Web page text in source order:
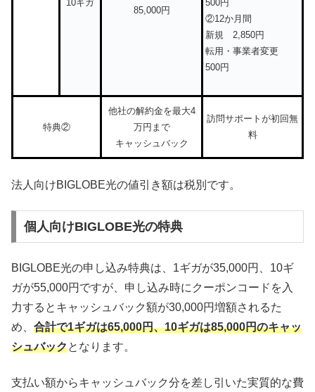
10ギガ
85,000円
500円
②12か月間
新規 2,850円
転用・事業者変更
500円
特典②
他社の解約金を最大4
万円まで
キャッシュバック
訪問サポートが初回無
料
法人向けBIGLOBE光の値引き額は税別です。
個人向けBIGLOBE光の特典
BIGLOBE光の申し込み特典は、1ギガが35,000円、10ギ
ガが55,000円ですが、申し込み時にクーポンコードを入
力するとキャッシュバック額が30,000円増額されるた
め、 合計で1ギガは65,000円、10ギガは85,000円のキャッ
シュバックとなります。
支払い額からキャッシュバック分を差し引いた実質的な費